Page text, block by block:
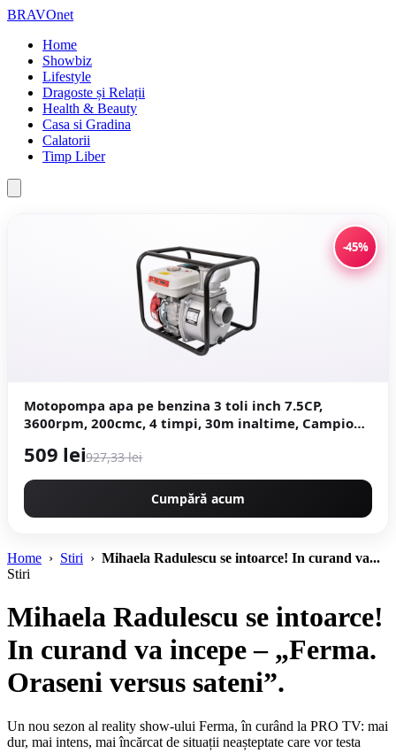
BRAVOnet
Home
Showbiz
Lifestyle
Dragoste și Relații
Health & Beauty
Casa si Gradina
Calatorii
Timp Liber
-45%
Motopompa apa pe benzina 3 toli inch 7.5CP,
3600rpm, 200cmc, 4 timpi, 30m inaltime, Campion
509 lei927,33 lei
Cumpără acum
Home › Stiri › Mihaela Radulescu se intoarce! In curand va...
Stiri
Mihaela Radulescu se intoarce!
In curand va incepe – „Ferma.
Oraseni versus sateni”.
Un nou sezon al reality show-ului Ferma, în curând la PRO TV: mai
dur, mai intens, mai încărcat de situații neașteptate care vor testa